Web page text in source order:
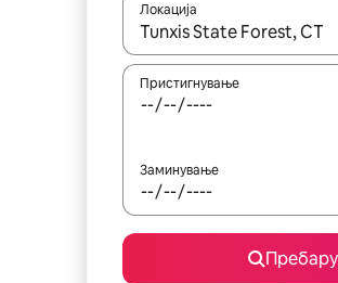
Локација
Кога резултатите се
Пристигнување
Заминување